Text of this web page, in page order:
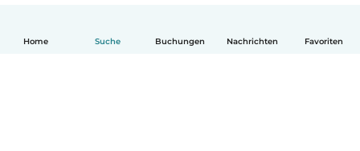
Home Suche Buchungen Nachrichten Favoriten